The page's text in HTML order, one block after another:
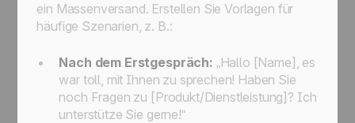
ein Massenversand. Erstellen Sie Vorlagen für
häufige Szenarien, z. B.:
Nach dem Erstgespräch: „Hallo [Name], es
war toll, mit Ihnen zu sprechen! Haben Sie
noch Fragen zu [Produkt/Dienstleistung]? Ich
unterstütze Sie gerne!“